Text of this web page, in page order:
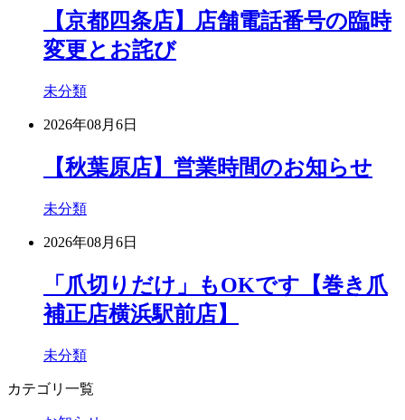
【京都四条店】店舗電話番号の臨時
変更とお詫び
未分類
2026年08月6日
【秋葉原店】営業時間のお知らせ
未分類
2026年08月6日
「爪切りだけ」もOKです【巻き爪
補正店横浜駅前店】
未分類
カテゴリ一覧